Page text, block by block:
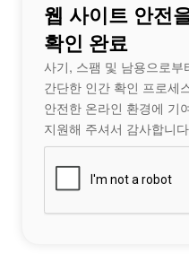
웹 사이트 안전
확인 완료
사기, 스팸 및 남용으로부
간단한 인간 확인 프로세
안전한 온라인 환경에 기
지원해 주셔서 감사합니